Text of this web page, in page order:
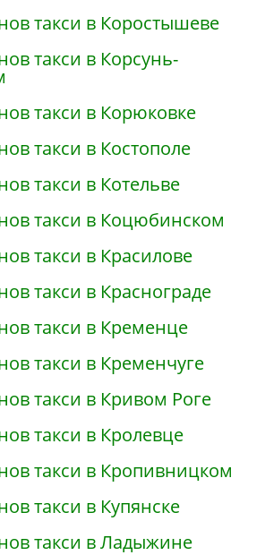
такси в Коростышеве
такси в Корсунь-
такси в Корюковке
такси в Костополе
такси в Котельве
такси в Коцюбинском
такси в Красилове
такси в Краснограде
такси в Кременце
такси в Кременчуге
такси в Кривом Роге
такси в Кролевце
такси в Кропивницком
такси в Купянске
такси в Ладыжине